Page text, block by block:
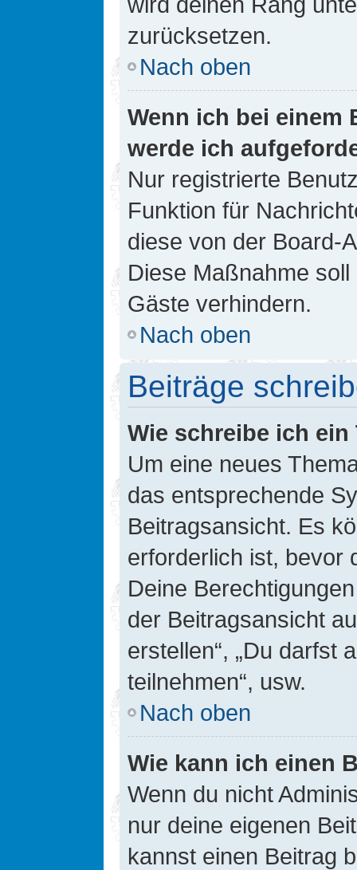
zurücksetzen.
Nach oben
Wenn ich bei einem
werde ich
Nur registrierte
Funktion für
diese von der Board-
Diese Maßnahme
Gäste verhindern.
Nach oben
Beiträge
Wie schreibe ich ein
Um eine neues
das entsprechende
Beitragsansicht. Es
erforderlich ist, bevor
Deine
der Beitragsansicht
erstellen“, „Du darfst
teilnehmen“, usw.
Nach oben
Wie kann ich einen
Wenn du nicht
nur deine eigenen
kannst einen Beitrag